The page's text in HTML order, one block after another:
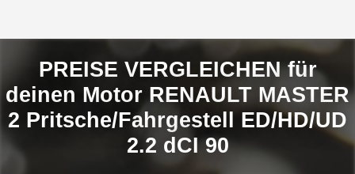
PREISE VERGLEICHEN für
deinen Motor RENAULT MASTER
2 Pritsche/Fahrgestell ED/HD/UD
2.2 dCI 90